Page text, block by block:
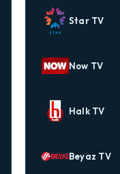
Star TV
Now TV
Halk TV
Beyaz TV